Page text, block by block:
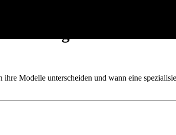
Vergleich: Welche
Modelle unterscheiden und wann eine